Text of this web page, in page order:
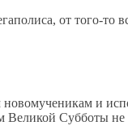
от того-то
и
Великой Субботы не